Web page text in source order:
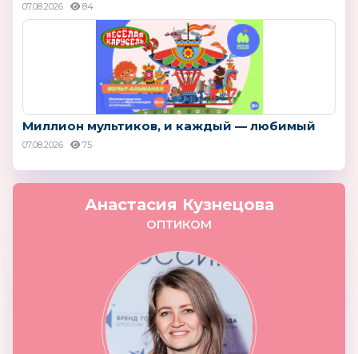
07.08.2026 84
Миллион мультиков, и каждый — любимый
07.08.2026 75
Анастасия Кузнецова
ОПТИКОМ